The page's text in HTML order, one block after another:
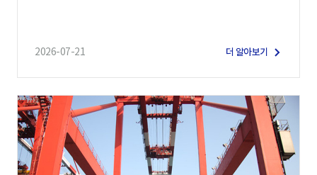
2026-07-21 더 알아보기